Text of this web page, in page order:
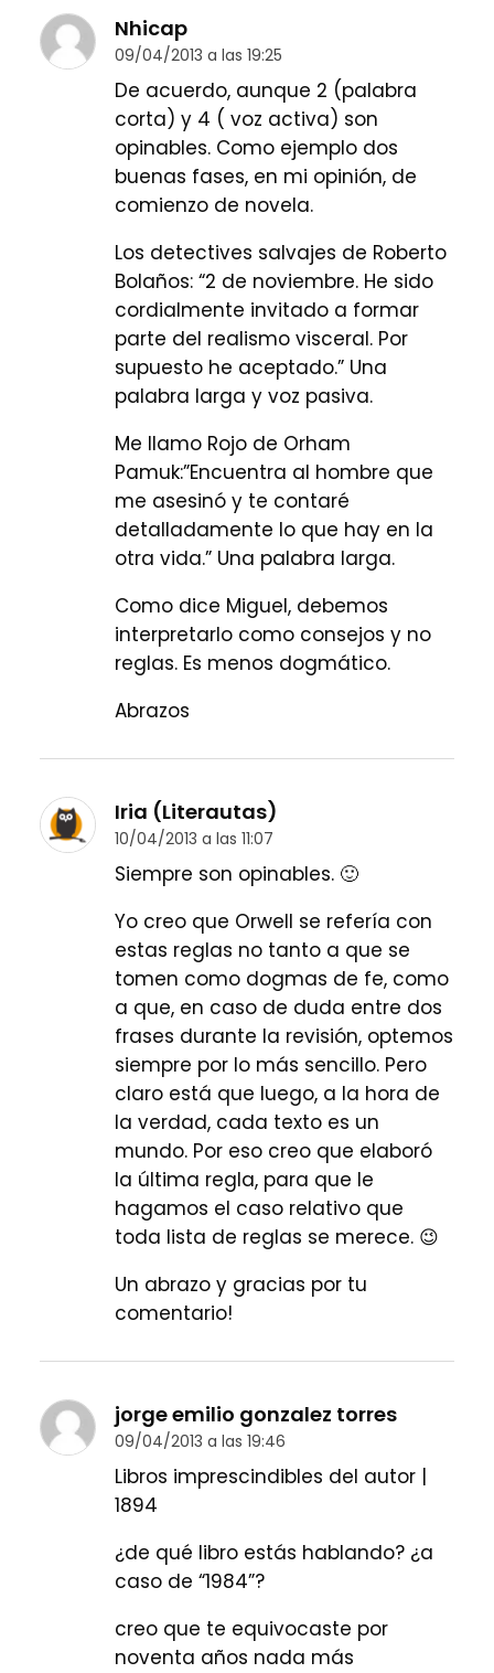
Nhicap
09/04/2013 a las 19:25
De acuerdo, aunque 2 (palabra
corta) y 4 ( voz activa) son
opinables. Como ejemplo dos
buenas fases, en mi opinión, de
comienzo de novela.
Los detectives salvajes de Roberto
Bolaños: “2 de noviembre. He sido
cordialmente invitado a formar
parte del realismo visceral. Por
supuesto he aceptado.” Una
palabra larga y voz pasiva.
Me llamo Rojo de Orham
Pamuk:”Encuentra al hombre que
me asesinó y te contaré
detalladamente lo que hay en la
otra vida.” Una palabra larga.
Como dice Miguel, debemos
interpretarlo como consejos y no
reglas. Es menos dogmático.
Abrazos
Iria (Literautas)
10/04/2013 a las 11:07
Siempre son opinables. 🙂
Yo creo que Orwell se refería con
estas reglas no tanto a que se
tomen como dogmas de fe, como
a que, en caso de duda entre dos
frases durante la revisión, optemos
siempre por lo más sencillo. Pero
claro está que luego, a la hora de
la verdad, cada texto es un
mundo. Por eso creo que elaboró
la última regla, para que le
hagamos el caso relativo que
toda lista de reglas se merece. 😉
Un abrazo y gracias por tu
comentario!
jorge emilio gonzalez torres
09/04/2013 a las 19:46
Libros imprescindibles del autor |
1894
¿de qué libro estás hablando? ¿a
caso de “1984”?
creo que te equivocaste por
noventa años nada más